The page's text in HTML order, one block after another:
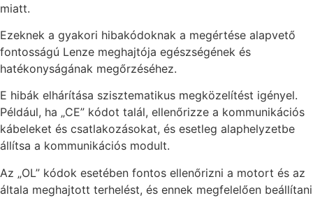
miatt.
Ezeknek a gyakori hibakódoknak a megértése alapvető
fontosságú Lenze meghajtója egészségének és
hatékonyságának megőrzéséhez.
E hibák elhárítása szisztematikus megközelítést igényel.
Például, ha „CE” kódot talál, ellenőrizze a kommunikációs
kábeleket és csatlakozásokat, és esetleg alaphelyzetbe
állítsa a kommunikációs modult.
Az „OL” kódok esetében fontos ellenőrizni a motort és az
általa meghajtott terhelést, és ennek megfelelően beállítani